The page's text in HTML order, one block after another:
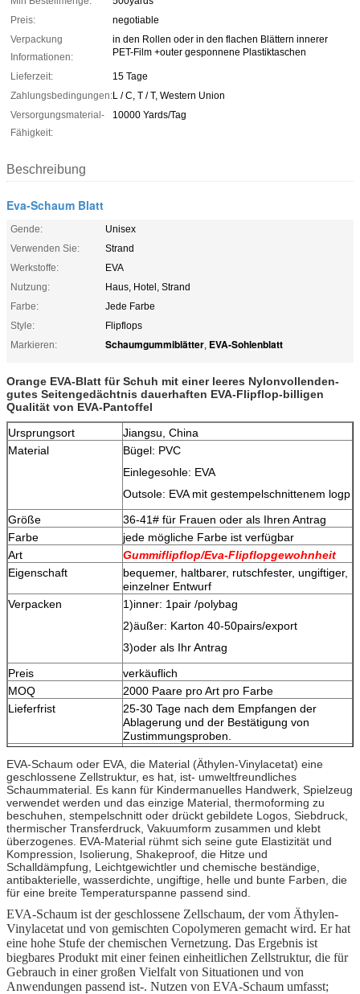
Preis:
negotiable
Verpackung
Informationen:
in den Rollen oder in den flachen Blättern innerer
PET-Film +outer gesponnene Plastiktaschen
Lieferzeit:
15 Tage
Zahlungsbedingungen:L / C, T / T, Western Union
Versorgungsmaterial-
Fähigkeit:
10000 Yards/Tag
Beschreibung
Eva-Schaum Blatt
Gende:
Unisex
Verwenden Sie:
Strand
Werkstoffe:
EVA
Nutzung:
Haus, Hotel, Strand
Farbe:
Jede Farbe
Style:
Flipflops
Markieren:
Schaumgummiblätter, EVA-Sohlenblatt
Orange EVA-Blatt für Schuh mit einer leeres Nylonvollenden-
gutes Seitengedächtnis dauerhaften EVA-Flipflop-billigen
Qualität von EVA-Pantoffel
Ursprungsort
Jiangsu, China
Material
Bügel: PVC
Einlegesohle: EVA
Outsole: EVA mit gestempelschnittenem logp
Größe
36-41# für Frauen oder als Ihren Antrag
Farbe
jede mögliche Farbe ist verfügbar
Art
Gummiflipflop/Eva-Flipflopgewohnheit
Eigenschaft
bequemer, haltbarer, rutschfester, ungiftiger,
einzelner Entwurf
Verpacken
1)inner: 1pair /polybag
2)äußer: Karton 40-50pairs/export
3)oder als Ihr Antrag
Preis
verkäuflich
MOQ
2000 Paare pro Art pro Farbe
Lieferfrist
25-30 Tage nach dem Empfangen der
Ablagerung und der Bestätigung von
Zustimmungsproben.
Soem
Nehmen Sie kundengebundenes LOGO an
Stärke
1.Konkurrenzfähiger Preis und
ausgezeichnete Qualität.
2.Viele verschiedenen Farben und Größe
verfügbar.
3. Produzieren Sie und vermarkten Sie alle
durch uns selbst.
4.Unterschiedliche Qualität entsprechend
Ihrem Richtpreis.
5.Soem begrüßt.
6. Mehr Produktarten auf unserer Website
EVA-Schaum oder EVA, die Material (Äthylen-Vinylacetat) eine
geschlossene Zellstruktur, es hat, ist- umweltfreundliches
Schaummaterial. Es kann für Kindermanuelles Handwerk, Spielzeug
verwendet werden und das einzige Material, thermoforming zu
beschuhen, stempelschnitt oder drückt gebildete Logos, Siebdruck,
thermischer Transferdruck, Vakuumform zusammen und klebt
überzogenes. EVA-Material rühmt sich seine gute Elastizität und
Kompression, Isolierung, Shakeproof, die Hitze und
Schalldämpfung, Leichtgewichtler und chemische beständige,
antibakterielle, wasserdichte, ungiftige, helle und bunte Farben, die
für eine breite Temperaturspanne passend sind.
EVA-Schaum ist der geschlossene Zellschaum, der vom Äthylen-
Vinylacetat und von gemischten Copolymeren gemacht wird. Er hat
eine hohe Stufe der chemischen Vernetzung. Das Ergebnis ist
biegbares Produkt mit einer feinen einheitlichen Zellstruktur, die für
Gebrauch in einer großen Vielfalt von Situationen und von
Anwendungen passend ist-. Nutzen von EVA-Schaum umfasst;